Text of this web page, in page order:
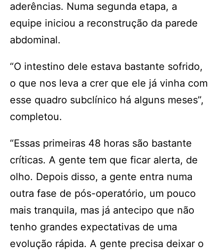
aderências. Numa segunda etapa, a
equipe iniciou a reconstrução da parede
abdominal.
“O intestino dele estava bastante sofrido,
o que nos leva a crer que ele já vinha com
esse quadro subclínico há alguns meses”,
completou.
“Essas primeiras 48 horas são bastante
críticas. A gente tem que ficar alerta, de
olho. Depois disso, a gente entra numa
outra fase de pós-operatório, um pouco
mais tranquila, mas já antecipo que não
tenho grandes expectativas de uma
evolução rápida. A gente precisa deixar o